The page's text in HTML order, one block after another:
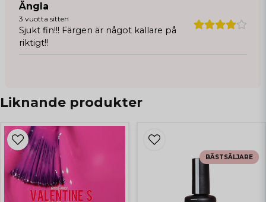
Ängla
3 vuotta sitten
Sjukt fin!!! Färgen är något kallare på
riktigt!!
Liknande produkter
BÄSTSÄLJARE